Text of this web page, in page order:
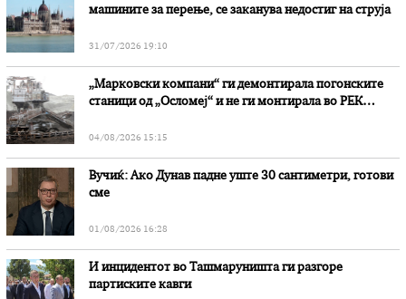
машините за перење, се заканува недостиг на струја
31/07/2026 19:10
„Марковски компани“ ги демонтирала погонските
станици од „Осломеј“ и не ги монтирала во РЕК
04/08/2026 15:15
Вучиќ: Ако Дунав падне уште 30 сантиметри, готови
сме
01/08/2026 16:28
И инцидентот во Ташмаруништa ги разгоре
партиските кавги